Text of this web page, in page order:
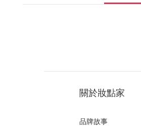
關於妝點家
品牌故事